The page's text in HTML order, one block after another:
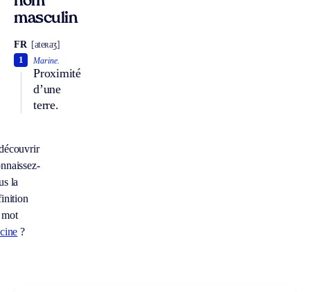
masculin
FR [ateʀaʒ]
Marine.
Proximité
d’une
terre.
1
la
?